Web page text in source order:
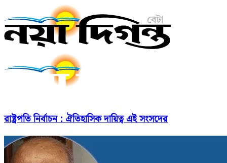
রাষ্ট্রপতি নির্বাচন : ঐতিহাসিক দায়িত্ব এই সংসদের